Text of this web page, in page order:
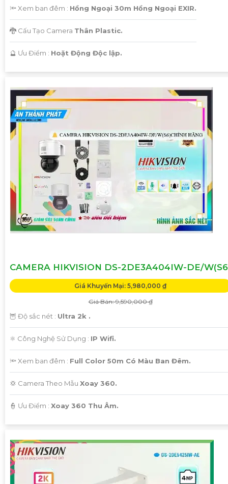
🔦 Xem ban đêm : Hồng Ngoại 30m Hồng Ngoại EXIR.
🐉️ Cấu Tạo Camera Thân Plastic.
️🔮 Ưu Điểm : Hoặt Động Độc lập.
CAMERA HIKVISION DS-2DE3A404IW-DE/
Giá Khuyến Mại: 5,980,000 ₫
Giá Bán: 9,590,000 ₫
🦉 Độ sắc nét : Ultra 2k .
⚛️ Công Nghệ Sử Dụng : IP Wifi.
🔦 Xem ban đêm : Full Color 50m Có Màu Ban Đêm.
💢 Camera Theo Mẫu Xoay 360.
️👮 Ưu Điểm : Xoay 360 Thu Âm.